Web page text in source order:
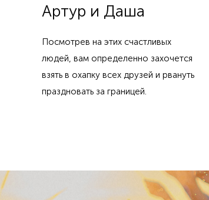
Артур и Даша
Посмотрев на этих счастливых
людей, вам определенно захочется
взять в охапку всех друзей и рвануть
праздновать за границей.